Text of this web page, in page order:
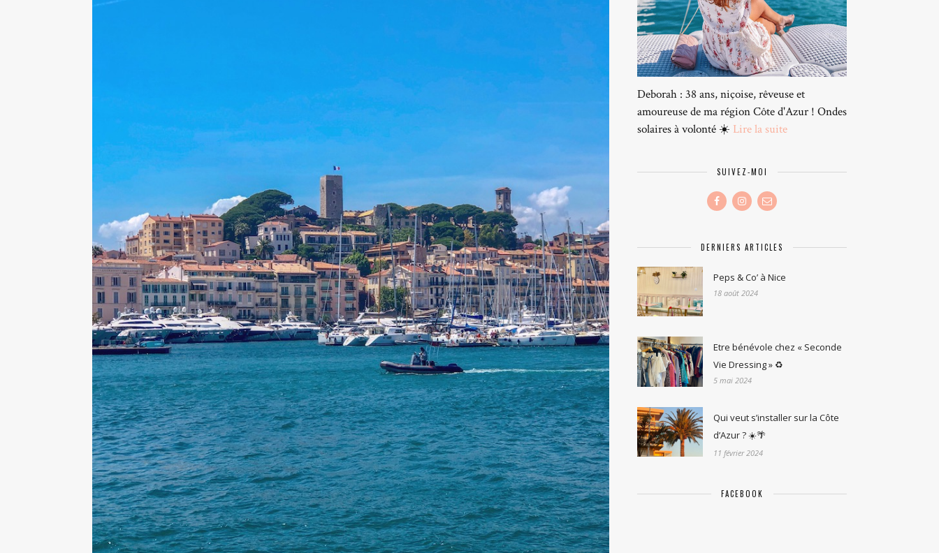
Deborah : 38 ans, niçoise, rêveuse et
amoureuse de ma région Côte d'Azur ! Ondes
solaires à volonté ☀️ Lire la suite
SUIVEZ-MOI
DERNIERS ARTICLES
Peps & Co’ à Nice
18 août 2024
Etre bénévole chez « Seconde
Vie Dressing » ♻️
5 mai 2024
Qui veut s’installer sur la Côte
d’Azur ? ☀️🌴
11 février 2024
FACEBOOK